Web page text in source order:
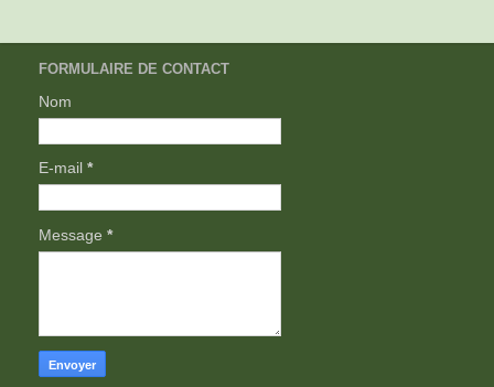
FORMULAIRE DE CONTACT
Nom
E-mail *
Message *